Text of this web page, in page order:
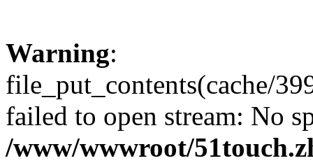
Warning:
file_put_contents(cache/
failed to open stream: No
/www/wwwroot/